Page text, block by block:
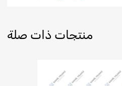
منتجات ذات صلة